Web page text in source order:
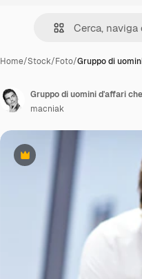
Home/Stock/Foto/Gruppo di
Premium
Gruppo di uomini d'affari
macniak